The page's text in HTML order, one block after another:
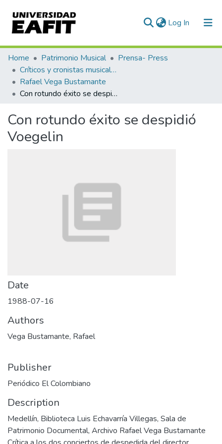
Log In (current)
Communities & Collections
All of DSpace
Statistics
Home Patrimonio Musical
Prensa- Press
Críticos y cronistas musicales
Rafael Vega Bustamante
Con rotundo éxito se despidió Voegelin
Con rotundo éxito se despidió
Voegelin
Date
1988-07-16
Authors
Vega Bustamante, Rafael
Publisher
Periódico El Colombiano
Description
Medellín, Biblioteca Luis Echavarría Villegas, Sala de
Patrimonio Documental, Archivo Rafael Vega Bustamante